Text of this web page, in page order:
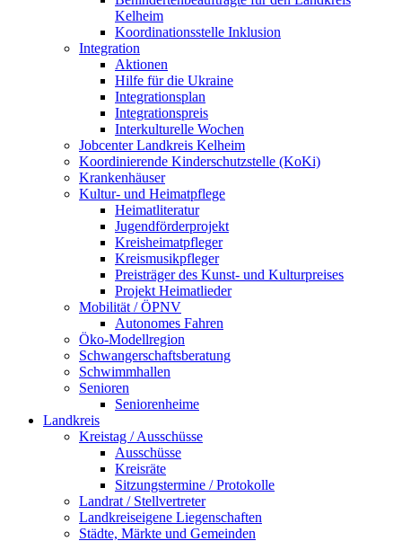
Kelheim
Koordinationsstelle Inklusion
Integration
Aktionen
Hilfe für die Ukraine
Integrationsplan
Integrationspreis
Interkulturelle Wochen
Jobcenter Landkreis Kelheim
Koordinierende Kinderschutzstelle (KoKi)
Krankenhäuser
Kultur- und Heimatpflege
Heimatliteratur
Jugendförderprojekt
Kreisheimatpfleger
Kreismusikpfleger
Preisträger des Kunst- und Kulturpreises
Projekt Heimatlieder
Mobilität / ÖPNV
Autonomes Fahren
Öko-Modellregion
Schwangerschaftsberatung
Schwimmhallen
Senioren
Seniorenheime
Landkreis
Kreistag / Ausschüsse
Ausschüsse
Kreisräte
Sitzungstermine / Protokolle
Landrat / Stellvertreter
Landkreiseigene Liegenschaften
Städte, Märkte und Gemeinden